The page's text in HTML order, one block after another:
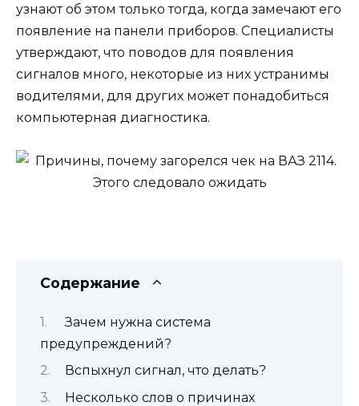
узнают об этом только тогда, когда замечают его
появление на панели приборов. Специалисты
утверждают, что поводов для появления
сигналов много, некоторые из них устранимы
водителями, для других может понадобиться
компьютерная диагностика.
Содержание
Зачем нужна система
предупреждений?
Вспыхнул сигнал, что делать?
Несколько слов о причинах